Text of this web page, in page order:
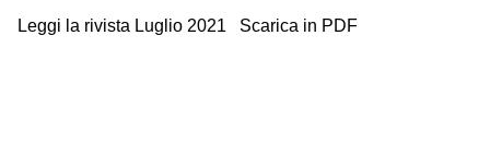
Leggi la rivista Luglio 2021 Scarica in PDF